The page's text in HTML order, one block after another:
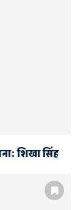
शिखा सिंह